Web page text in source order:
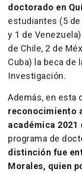
doctorado en
estudiantes (5 de
y 1 de
de Chile, 2 de
Cuba) la beca de
Investigación.
Además, en esta
reconocimiento
académica 2021
programa de
distinción fue
Morales, quien